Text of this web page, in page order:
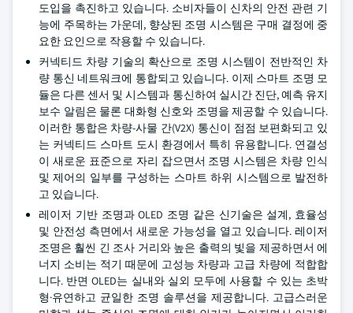
도입을 촉진하고 있습니다. 소비자들이 신차의 안전 관련 기
능에 주목하는 가운데, 향상된 조명 시스템은 구매 결정에 중
요한 요인으로 작용할 수 있습니다.
커넥티드 차량 기술의 확산으로 조명 시스템이 전반적인 차
량 통신 네트워크에 통합되고 있습니다. 이제 스마트 조명 모
듈은 다른 센서 및 시스템과 통신하여 실시간 진단, 예측 유지
보수 알림은 물론 대화형 신호와 조명을 제공할 수 있습니다.
이러한 통합은 차량-사물 간(V2X) 통신이 점점 보편화되고 있
는 커넥티드 스마트 도시 환경에서 특히 유용합니다. 연결성
이 새로운 표준으로 자리 잡으면서 조명 시스템은 차량 인식
및 제어의 일부를 구성하는 스마트 하위 시스템으로 발전하
고 있습니다.
레이저 기반 조명과 OLED 조명 같은 신기술은 설계, 효율성
및 안전성 측면에서 새로운 가능성을 열고 있습니다. 레이저
조명은 훨씬 긴 조사 거리와 높은 출력의 빛을 제공하면서 에
너지 소비는 적기 때문에 고성능 차량과 고급 차량에 적합합
니다. 반면 OLED는 실내와 실외 모두에 사용할 수 있는 초박
형·유연하고 균일한 조명 솔루션을 제공합니다. 고급스러운